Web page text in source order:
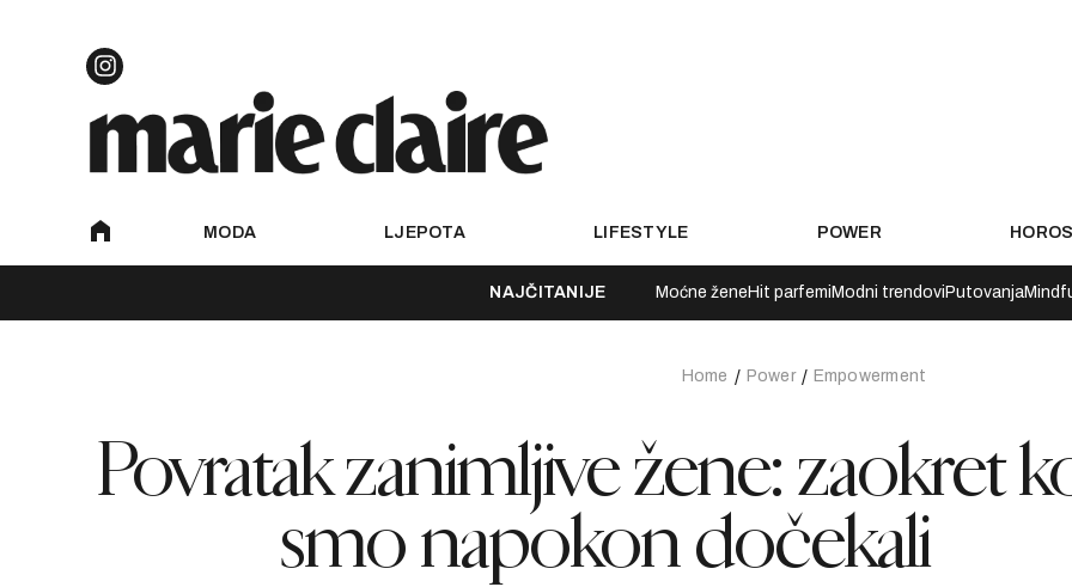
MODA LJEPOTA LIFESTYLE POWER
NAJČITANIJE Moćne žene Hit parfemi Modni trendovi Putovanja
Home Power Empowerment
Povratak zanimljive žene: zaokret
smo napokon dočekali